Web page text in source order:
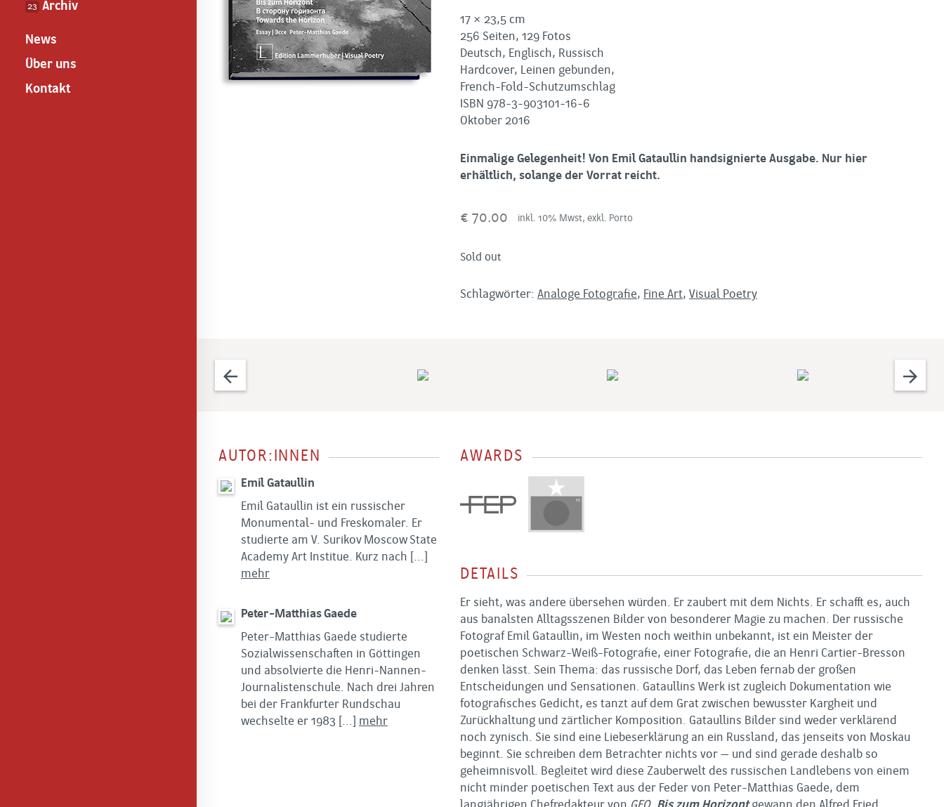
23 Archiv
News
Über uns
Kontakt
17 × 23,5 cm
256 Seiten, 129 Fotos
Deutsch, Englisch, Russisch
Hardcover, Leinen gebunden,
French-Fold-Schutzumschlag
ISBN 978-3-903101-16-6
Oktober 2016
Einmalige Gelegenheit! Von Emil Gataullin handsignierte Ausgabe. Nur hier
erhältlich, solange der Vorrat reicht.
€ 70.00 inkl. 10% Mwst, exkl. Porto
Sold out
Schlagwörter: Analoge Fotografie, Fine Art, Visual Poetry
arrow_back arrow_forward
AUTOR:INNEN
Emil Gataullin
Emil Gataullin ist ein russischer
Monumental- und Freskomaler. Er
studierte am V. Surikov Moscow State
Academy Art Institue. Kurz nach [...]
mehr
Peter-Matthias Gaede
Peter-Matthias Gaede studierte
Sozialwissenschaften in Göttingen
und absolvierte die Henri-Nannen-
Journalistenschule. Nach drei Jahren
bei der Frankfurter Rundschau
wechselte er 1983 [...] mehr
AWARDS
DETAILS
Er sieht, was andere übersehen würden. Er zaubert mit dem Nichts. Er schafft es, auch
aus banalsten Alltagsszenen Bilder von besonderer Magie zu machen. Der russische
Fotograf Emil Gataullin, im Westen noch weithin unbekannt, ist ein Meister der
poetischen Schwarz-Weiß-Fotografie, einer Fotografie, die an Henri Cartier-Bresson
denken lässt. Sein Thema: das russische Dorf, das Leben fernab der großen
Entscheidungen und Sensationen. Gataullins Werk ist zugleich Dokumentation wie
fotografisches Gedicht, es tanzt auf dem Grat zwischen bewusster Kargheit und
Zurückhaltung und zärtlicher Komposition. Gataullins Bilder sind weder verklärend
noch zynisch. Sie sind eine Liebeserklärung an ein Russland, das jenseits von Moskau
beginnt. Sie schreiben dem Betrachter nichts vor – und sind gerade deshalb so
geheimnisvoll. Begleitet wird diese Zauberwelt des russischen Landlebens von einem
nicht minder poetischen Text aus der Feder von Peter-Matthias Gaede, dem